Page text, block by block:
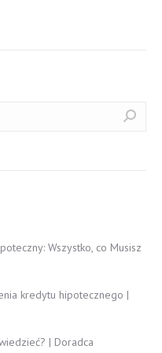
Wszystko, co Musisz
kredytu hipotecznego |
| Doradca